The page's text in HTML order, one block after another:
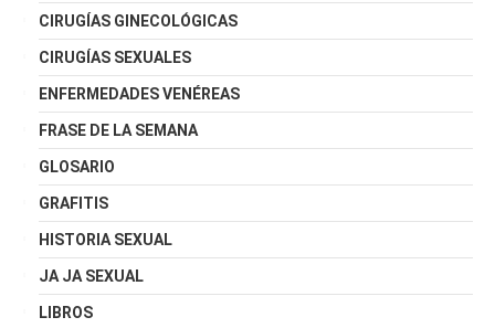
CIRUGÍAS GINECOLÓGICAS
CIRUGÍAS SEXUALES
ENFERMEDADES VENÉREAS
FRASE DE LA SEMANA
GLOSARIO
GRAFITIS
HISTORIA SEXUAL
JA JA SEXUAL
LIBROS